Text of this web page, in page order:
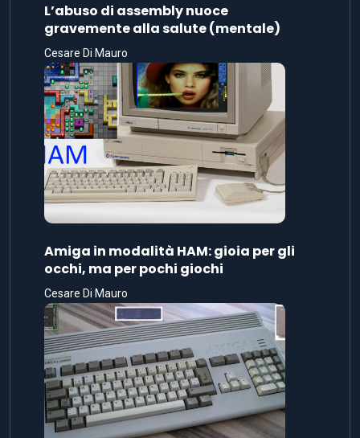
L’abuso di assembly nuoce
gravemente alla salute (mentale)
Cesare Di Mauro
Amiga in modalità HAM: gioia per gli
occhi, ma per pochi giochi
Cesare Di Mauro